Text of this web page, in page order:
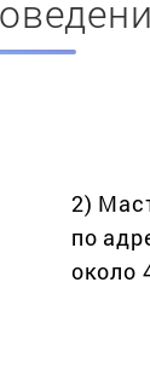
2)
по
около